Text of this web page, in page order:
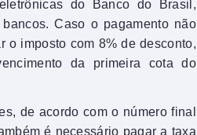
do Banco do Brasil,
Caso o pagamento não
o imposto com 8% de desconto,
da primeira cota do
de acordo com o número final
é necessário pagar a taxa